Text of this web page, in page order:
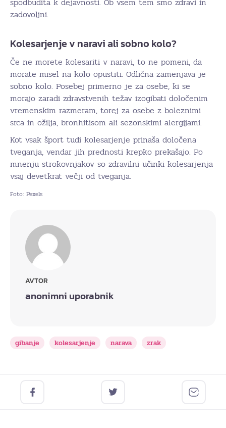
zadovoljni.
Kolesarjenje v naravi ali sobno kolo?
Če ne morete kolesariti v naravi, to ne pomeni, da
morate misel na kolo opustiti. Odlična zamenjava je
sobno kolo. Posebej primerno je za osebe, ki se
morajo zaradi zdravstvenih težav izogibati določenim
vremenskim razmeram, torej za osebe z boleznimi
srca in ožilja, bronhitisom ali sezonskimi alergijami.
Kot vsak šport tudi kolesarjenje prinaša določena
tveganja, vendar jih prednosti krepko prekašajo. Po
mnenju strokovnjakov so zdravilni učinki kolesarjenja
vsaj devetkrat večji od tveganja.
Foto: Pexels
AVTOR
anonimni uporabnik
gibanje kolesarjenje narava zrak